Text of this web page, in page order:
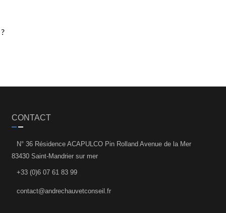
CONTACT
N° 36 Résidence ACAPULCO Pin Rolland Avenue de la Mer
83430 Saint-Mandrier sur mer
+33 (0)6 07 61 83 99
contact@andrechauvetconseil.fr